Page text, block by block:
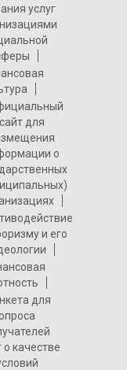
услуг
сайт для
о
и его
для
опроса
о качестве